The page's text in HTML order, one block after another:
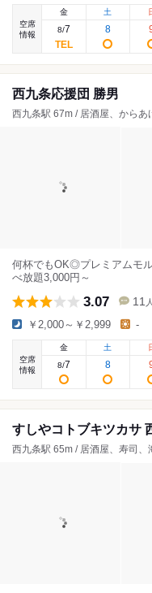
空席
情報
金
8/7
土
8
西九条応援団 勝男
西九条駅 67m / 居酒屋、からあ
何杯でもOK◎プレミアムモ
べ放題3,000円～
3.07 11 人
￥2,000～￥2,999 -
空席
情報
金
8/7
土
8
すしやコトブキツカサ
西九条駅 65m / 居酒屋、寿司、